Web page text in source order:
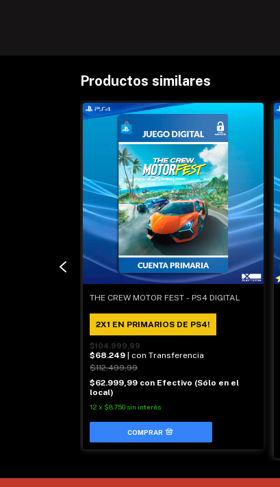
Productos similares
THE CREW MOTOR FEST - PS4 DIGITAL
2X1 EN PRIMARIOS DE PS4!
$104.999,99
$68.249
| con Transferencia
$112.499,99
$62.999,99 con Efectivo (Sólo en el
local)
12 x $8.750 sin interés